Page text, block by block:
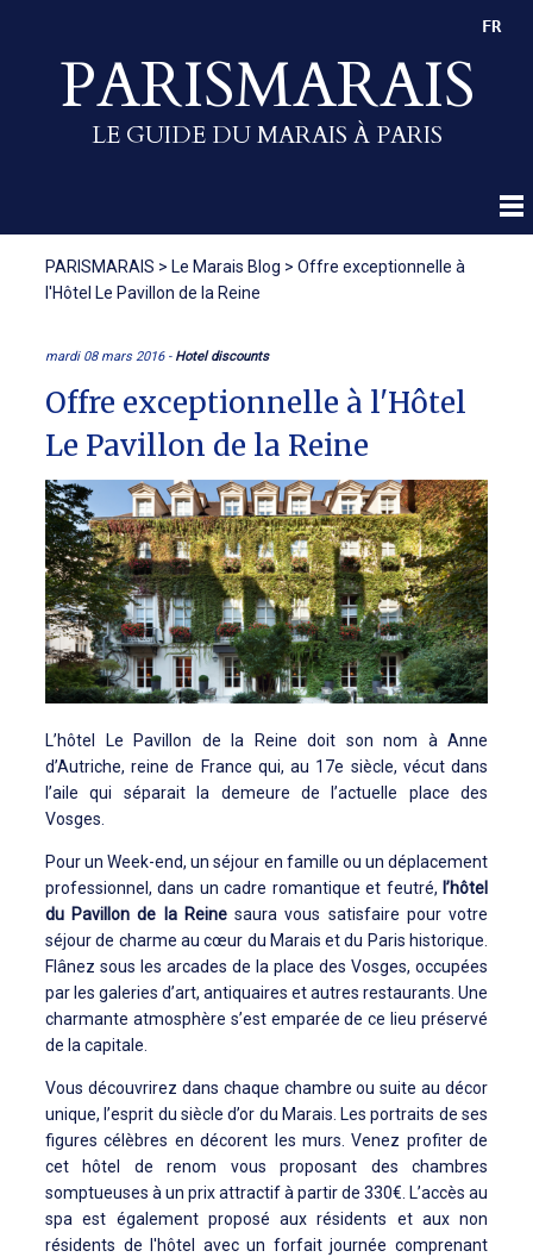
PARISMARAIS
LE GUIDE DU MARAIS À PARIS
FR
PARISMARAIS > Le Marais Blog > Offre exceptionnelle à
l'Hôtel Le Pavillon de la Reine
mardi 08 mars 2016 - Hotel discounts
Offre exceptionnelle à l'Hôtel
Le Pavillon de la Reine
L’hôtel Le Pavillon de la Reine doit son nom à Anne
d’Autriche, reine de France qui, au 17e siècle, vécut dans
l’aile qui séparait la demeure de l’actuelle place des
Vosges.
Pour un Week-end, un séjour en famille ou un déplacement
professionnel, dans un cadre romantique et feutré, l’hôtel
du Pavillon de la Reinesaura vous satisfaire pour votre
séjour de charme au cœur du Marais et du Paris historique.
Flânez sous les arcades de la place des Vosges, occupées
par les galeries d’art, antiquaires et autres restaurants. Une
charmante atmosphère s’est emparée de ce lieu préservé
de la capitale.
Vous découvrirez dans chaque chambre ou suite au décor
unique, l’esprit du siècle d’or du Marais. Les portraits de ses
figures célèbres en décorent les murs. Venez profiter de
cet hôtel de renom vous proposant des chambres
somptueuses à un prix attractif à partir de 330€. L’accès au
spa est également proposé aux résidents et aux non
résidents de l'hôtel avec un forfait journée comprenant